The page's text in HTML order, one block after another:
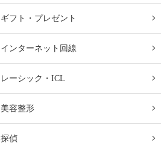
ギフト・プレゼント
インターネット回線
レーシック・ICL
美容整形
探偵